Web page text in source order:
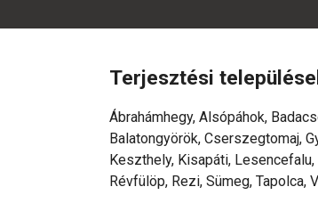
Terjesztési
Ábrahámhegy, Alsópáhok,
Balatongyörök, Cserszegtomaj,
Keszthely, Kisapáti,
Révfülöp, Rezi, Sümeg, Tapolca,